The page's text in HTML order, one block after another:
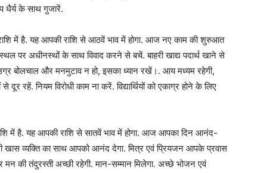
धैर्य के साथ गुजारें.
में है. यह आपकी राशि से आठवें भाव में होगा. आज नए काम की शुरुआत
पर अधीनस्थों के साथ विवाद करने से बचें. बाहरी खाद्य पदार्थ खाने से
बोलचाल और मनमुटाव न हो, इसका ध्यान रखें।. आय मध्यम रहेगी,
रहें. नियम विरोधी काम ना करें. विद्यार्थियों को एकाग्र होने के लिए
में है. यह आपकी राशि से सातवें भाव में होगा. आज आपका दिन आनंद-
खास व्यक्ति का साथ आपको आनंद देगा. मित्र एवं प्रियजन आपके प्रवास
की तंदुरस्ती अच्छी रहेगी. मान-सम्मान मिलेगा. अच्छे भोजन एवं